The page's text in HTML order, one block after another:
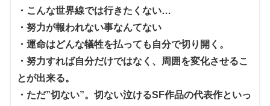
・こんな世界線では行きたくない…
・努力が報われない事なんてない
・運命はどんな犠牲を払っても自分で切り開く。
・努力すれば自分だけではなく、周囲を変化させるこ
とが出来る。
・ただ”切ない”。切ない泣けるSF作品の代表作といっ